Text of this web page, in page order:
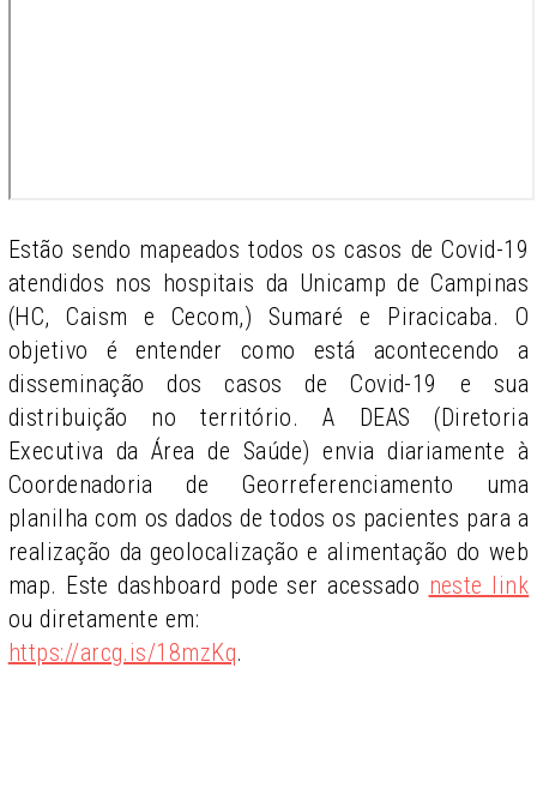
Estão sendo mapeados todos os casos de Covid-19
atendidos nos hospitais da Unicamp de Campinas
(HC, Caism e Cecom,) Sumaré e Piracicaba. O
objetivo é entender como está acontecendo a
disseminação dos casos de Covid-19 e sua
distribuição no território. A DEAS (Diretoria
Executiva da Área de Saúde) envia diariamente à
Coordenadoria de Georreferenciamento uma
planilha com os dados de todos os pacientes para a
realização da geolocalização e alimentação do web
map. Este dashboard pode ser acessado neste link
ou diretamente em:
https://arcg.is/18mzKq.